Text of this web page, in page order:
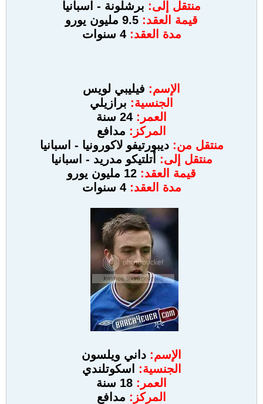
منتقل إلى: برشلونة - اسبانيا
قيمة العقد: 9.5 مليون يورو
مدة العقد: 4 سنوات
الإسم: فيليبي لويس
الجنسية: برازيلي
العمر: 24 سنة
المركز: مدافع
منتقل من: ديبورتيفو لاكورونيا - اسبانيا
منتقل إلى:
أتلتيكو مدريد - اسبانيا
قيمة العقد: 12 مليون يورو
مدة العقد: 4 سنوات
الإسم: داني ويلسون
الجنسية:
اسكوتلندي
العمر: 18 سنة
المركز: مدافع